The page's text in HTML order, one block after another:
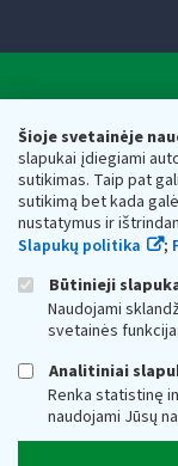
Šioje svetainėje
slapukai įdiegiami
sutikimas. Taip pat
sutikimą bet kada
nustatymus ir
Slapukų politika
;
Būtinieji
Naudojami
svetainės
Analitiniai
Renka statistinę
naudojami Jūsų
Respublikos
Biudžetinė įstaiga.
adresas: Vasario
vmi@vmi.lt, E.
Duomenys apie
Respublikos finansų